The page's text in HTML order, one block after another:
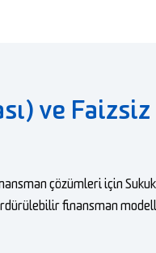
ve
çözümleri için
finansman